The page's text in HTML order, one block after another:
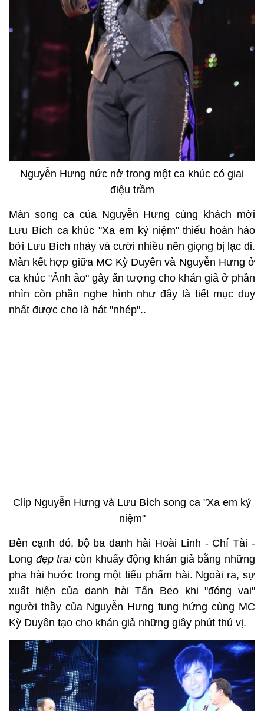
Nguyễn Hưng nức nở trong một ca khúc có giai
điệu trầm
Màn song ca của Nguyễn Hưng cùng khách mời
Lưu Bích ca khúc "Xa em kỷ niệm" thiếu hoàn hảo
bởi Lưu Bích nhảy và cười nhiều nên giọng bị lạc đi.
Màn kết hợp giữa MC Kỳ Duyên và Nguyễn Hưng ở
ca khúc "Ảnh ảo" gây ấn tượng cho khán giả ở phần
nhìn còn phần nghe hình như đây là tiết mục duy
nhất được cho là hát ''nhép"..
Clip Nguyễn Hưng và Lưu Bích song ca "Xa em kỷ
niệm"
Bên cạnh đó, bộ ba danh hài Hoài Linh - Chí Tài -
Long đẹp traicòn khuấy động khán giả bằng những
pha hài hước trong một tiểu phẩm hài. Ngoài ra, sự
xuất hiện của danh hài Tấn Beo khi "đóng vai"
người thầy của Nguyễn Hưng tung hứng cùng MC
Kỳ Duyên tạo cho khán giả những giây phút thú vị.